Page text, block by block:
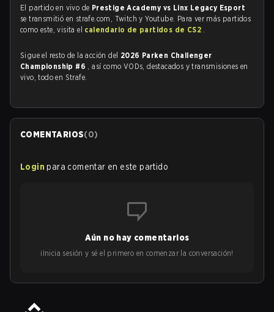
El partido en vivo de Prestige Academy vs Linx Legacy Esport
se transmitió en strafe.com, Twitch y Youtube. Para ver más partidos
como este, visita el calendario de partidos de CS2 .
Sigue el resto de la acción del 2026 Parken Challenger
Championship #6 , así como VODs, destacados y transmisiones en
vivo, todo en Strafe.
COMENTARIOS(0)
Login para comentar en este partido
Aún no hay comentarios
¡Inicia sesión y sé el primero en comenzar la conversación!